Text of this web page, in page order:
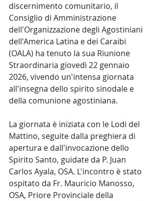
discernimento comunitario, il
Consiglio di Amministrazione
dell'Organizzazione degli Agostiniani
dell'America Latina e dei Caraibi
(OALA) ​​ha tenuto la sua Riunione
Straordinaria giovedì 22 gennaio
2026, vivendo un'intensa giornata
all'insegna dello spirito sinodale e
della comunione agostiniana.
La giornata è iniziata con le Lodi del
Mattino, seguite dalla preghiera di
apertura e dall'invocazione dello
Spirito Santo, guidate da P. Juan
Carlos Ayala, OSA. L'incontro è stato
ospitato da Fr. Mauricio Manosso,
OSA, Priore Provinciale della